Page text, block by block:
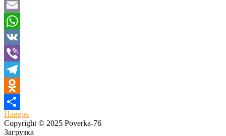
Email
WhatsApp
VK
Viber
Telegram
Odnoklassniki
Отправить
Наверх
Copyright © 2025 Poverka-76
Загрузка